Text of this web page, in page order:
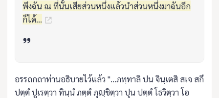
พึงฉัน ณ ที่นั้นเสียส่วนหนึ่งแล้วนำส่วนหนึ่งมาฉันอีก
ก็ได้...
อรรถกถาท่านอธิบายไว้แล้ว "...ภทฺทาลิ ปน จินฺเตสิ สเจ สกึ
ปตฺตํ ปูเรตฺวา ทินฺนํ ภตฺตํ ภุญฺชิตฺวา ปุน ปตฺตํ โธวิตฺวา โอ